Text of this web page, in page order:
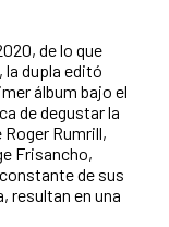
de lo que
la dupla editó
álbum bajo el
de degustar la
Rumrill,
Frisancho,
de sus
resultan en una